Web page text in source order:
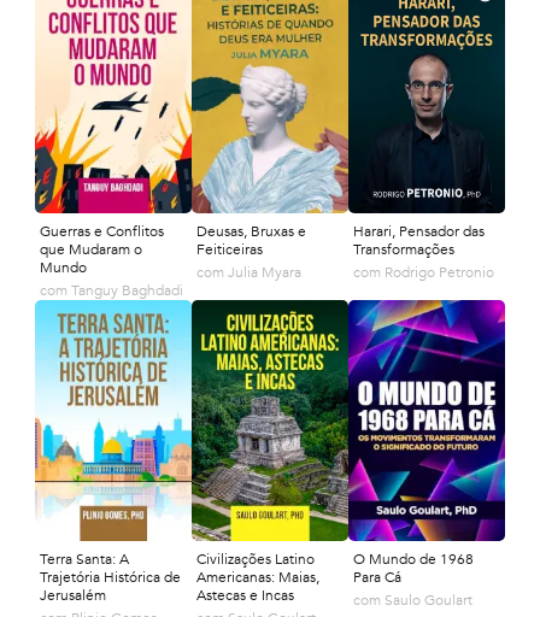
Guerras e Conflitos
que Mudaram o
Mundo
com Tanguy Baghdadi
Deusas, Bruxas e
Feiticeiras
com Julia Myara
Harari, Pensador das
Transformações
com Rodrigo Petronio
Terra Santa: A
Trajetória Histórica de
Jerusalém
Civilizações Latino
Americanas: Maias,
Astecas e Incas
O Mundo de 1968
Para Cá
com Saulo Goulart